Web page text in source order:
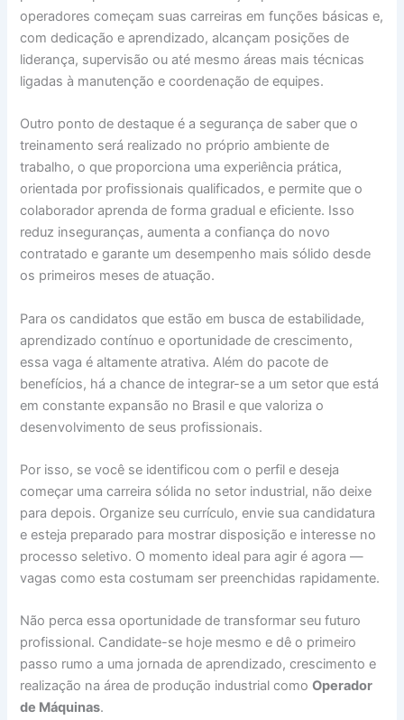
operadores começam suas carreiras em funções básicas e,
com dedicação e aprendizado, alcançam posições de
liderança, supervisão ou até mesmo áreas mais técnicas
ligadas à manutenção e coordenação de equipes.
Outro ponto de destaque é a segurança de saber que o
treinamento será realizado no próprio ambiente de
trabalho, o que proporciona uma experiência prática,
orientada por profissionais qualificados, e permite que o
colaborador aprenda de forma gradual e eficiente. Isso
reduz inseguranças, aumenta a confiança do novo
contratado e garante um desempenho mais sólido desde
os primeiros meses de atuação.
Para os candidatos que estão em busca de estabilidade,
aprendizado contínuo e oportunidade de crescimento,
essa vaga é altamente atrativa. Além do pacote de
benefícios, há a chance de integrar-se a um setor que está
em constante expansão no Brasil e que valoriza o
desenvolvimento de seus profissionais.
Por isso, se você se identificou com o perfil e deseja
começar uma carreira sólida no setor industrial, não deixe
para depois. Organize seu currículo, envie sua candidatura
e esteja preparado para mostrar disposição e interesse no
processo seletivo. O momento ideal para agir é agora —
vagas como esta costumam ser preenchidas rapidamente.
Não perca essa oportunidade de transformar seu futuro
profissional. Candidate-se hoje mesmo e dê o primeiro
passo rumo a uma jornada de aprendizado, crescimento e
realização na área de produção industrial comoOperador
de Máquinas.